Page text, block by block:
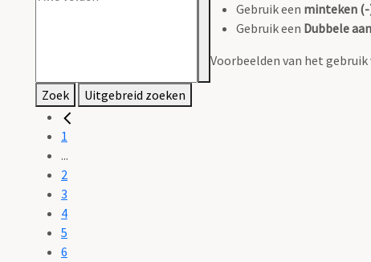
Gebruik een minteken
Gebruik een Dubbele
Voorbeelden van het
Zoek Uitgebreid zoeken
1
...
2
3
4
5
6